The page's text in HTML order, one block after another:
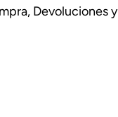
Devoluciones y